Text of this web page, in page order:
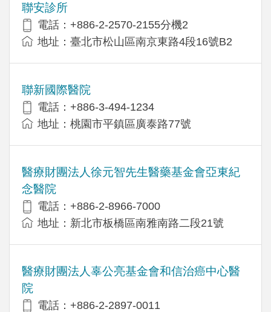
聯安診所
電話：+886-2-2570-2155分機2
地址：臺北市松山區南京東路4段16號B2
聯新國際醫院
電話：+886-3-494-1234
地址：桃園市平鎮區廣泰路77號
醫療財團法人徐元智先生醫藥基金會亞東紀
念醫院
電話：+886-2-8966-7000
地址：新北市板橋區南雅南路二段21號
醫療財團法人辜公亮基金會和信治癌中心醫
院
電話：+886-2-2897-0011